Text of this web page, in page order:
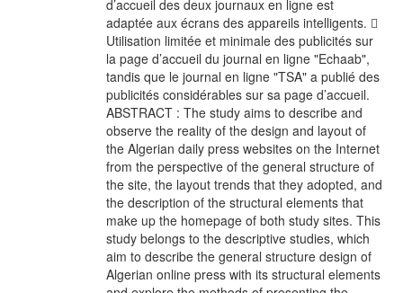
d’accueil des deux journaux en ligne est
adaptée aux écrans des appareils intelligents. 
Utilisation limitée et minimale des publicités sur
la page d’accueil du journal en ligne "Echaab",
tandis que le journal en ligne "TSA" a publié des
publicités considérables sur sa page d’accueil.
ABSTRACT : The study aims to describe and
observe the reality of the design and layout of
the Algerian daily press websites on the Internet
from the perspective of the general structure of
the site, the layout trends that they adopted, and
the description of the structural elements that
make up the homepage of both study sites. This
study belongs to the descriptive studies, which
aim to describe the general structure design of
Algerian online press with its structural elements